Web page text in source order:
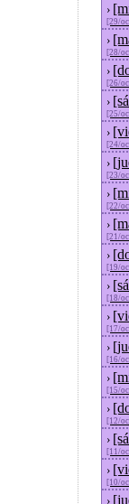
›
[29/
›
[28/
›
[26/
›
[25/
›
[24/
›
[23/
›
[22/
›
[21/
›
[19/
›
[18/
›
[17/
›
[16/
›
[15/
›
[12/
›
[11/
›
[10/
›